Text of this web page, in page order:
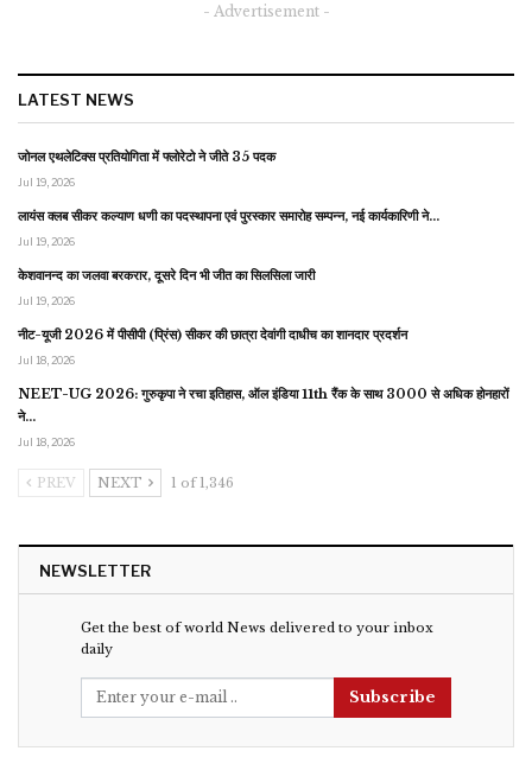
- Advertisement -
LATEST NEWS
जोनल एथलेटिक्स प्रतियोगिता में फ्लोरेटो ने जीते 35 पदक
Jul 19, 2026
लायंस क्लब सीकर कल्याण धणी का पदस्थापना एवं पुरस्कार समारोह सम्पन्न, नई कार्यकारिणी ने…
Jul 19, 2026
केशवानन्द का जलवा बरकरार, दूसरे दिन भी जीत का सिलसिला जारी
Jul 19, 2026
नीट-यूजी 2026 में पीसीपी (प्रिंस) सीकर की छात्रा देवांगी दाधीच का शानदार प्रदर्शन
Jul 18, 2026
NEET-UG 2026: गुरुकृपा ने रचा इतिहास, ऑल इंडिया 11th रैंक के साथ 3000 से अधिक होनहारों
ने…
Jul 18, 2026
PREV NEXT 1 of 1,346
NEWSLETTER
Get the best of world News delivered to your inbox
daily
Subscribe